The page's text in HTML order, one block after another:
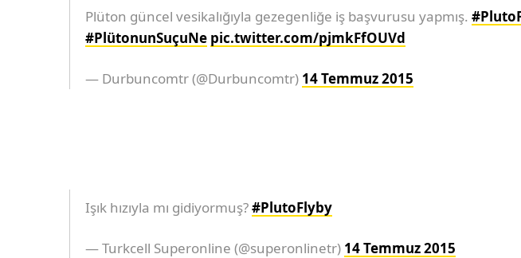
Plüton güncel vesikalığıyla gezegenliğe iş başvurusu yapmış.
#PlütonunSuçuNe pic.twitter.com/pjmkFfOUVd
— Durbuncomtr (@Durbuncomtr) 14 Temmuz 2015
Işık hızıyla mı gidiyormuş?#PlutoFlyby
— Turkcell Superonline (@superonlinetr) 14 Temmuz 2015